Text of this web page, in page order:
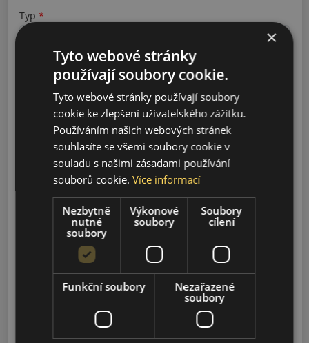
Typ
Vyhledávání
2025-2026
×
Tyto webové stránky
používají soubory cookie.
Tyto webové stránky používají soubory
cookie ke zlepšení uživatelského zážitku.
Používáním našich webových stránek
souhlasíte se všemi soubory cookie v
souladu s našimi zásadami používání
souborů cookie.Více informací
Nezbytně
nutné
soubory
Výkonové
soubory
Soubory
cílení
Funkční soubory
Nezařazené
soubory